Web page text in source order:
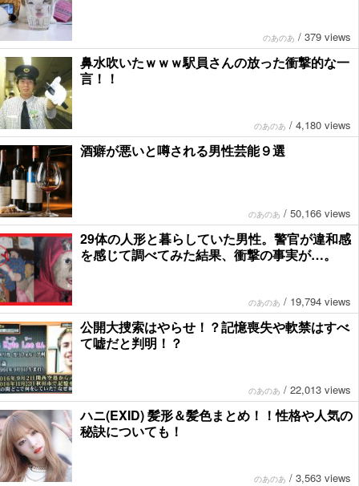
のあのあ / 379 views
鼻水吹いたｗｗｗ駅員さんの放った衝撃的な一
言！！
のあのあ / 4,180 views
酒癖が悪いと噂される男性芸能９選
のあのあ / 50,166 views
29体の人形と暮らしていた男性。警官が違和感
を感じて調べてみた結果、衝撃の事実が…。
のあのあ / 19,794 views
公開大捜索はやらせ！？記憶喪失や軟禁はすべ
て嘘だと判明！？
のあのあ / 22,013 views
ハニ(EXID) 髪形＆髪色まとめ！！性格や人気の
秘訣についても！
のあのあ / 3,563 views